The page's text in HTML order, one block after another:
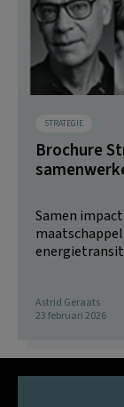
STRATEGIE
Brochure
Samen
Astrid Geraats
23 februari 2026